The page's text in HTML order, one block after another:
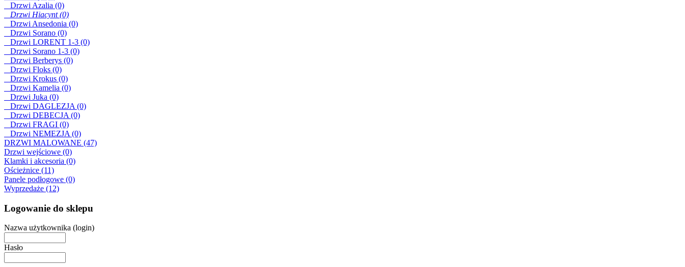
Drzwi Azalia (0)
Drzwi Hiacynt (0)
Drzwi Ansedonia (0)
Drzwi Sorano (0)
Drzwi LORENT 1-3 (0)
Drzwi Sorano 1-3 (0)
Drzwi Berberys (0)
Drzwi Floks (0)
Drzwi Krokus (0)
Drzwi Kamelia (0)
Drzwi Juka (0)
Drzwi DAGLEZJA (0)
Drzwi DEBECJA (0)
Drzwi FRAGI (0)
Drzwi NEMEZJA (0)
DRZWI MALOWANE (47)
Drzwi wejściowe (0)
Klamki i akcesoria (0)
Ościeżnice (11)
Panele podłogowe (0)
Wyprzedaże (12)
Logowanie do sklepu
Nazwa użytkownika (login)
Hasło